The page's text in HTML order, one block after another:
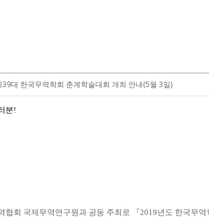
39대 한국무역학회 춘계학술대회 개최 안내(5월 3일)
분!
협회 국제무역연구원과 공동 주최로 『2019년도 한국무